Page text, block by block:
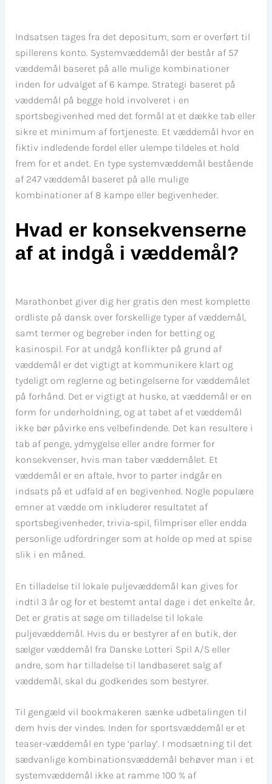
Indsatsen tages fra det depositum, som er overført til
spillerens konto. Systemvæddemål der består af 57
væddemål baseret på alle mulige kombinationer
inden for udvalget af 6 kampe. Strategi baseret på
væddemål på begge hold involveret i en
sportsbegivenhed med det formål at et dække tab eller
sikre et minimum af fortjeneste. Et væddemål hvor en
fiktiv indledende fordel eller ulempe tildeles et hold
frem for et andet. En type systemvæddemål bestående
af 247 væddemål baseret på alle mulige
kombinationer af 8 kampe eller begivenheder.
Hvad er konsekvenserne
af at indgå i væddemål?
Marathonbet giver dig her gratis den mest komplette
ordliste på dansk over forskellige typer af væddemål,
samt termer og begreber inden for betting og
kasinospil. For at undgå konflikter på grund af
væddemål er det vigtigt at kommunikere klart og
tydeligt om reglerne og betingelserne for væddemålet
på forhånd. Det er vigtigt at huske, at væddemål er en
form for underholdning, og at tabet af et væddemål
ikke bør påvirke ens velbefindende. Det kan resultere i
tab af penge, ydmygelse eller andre former for
konsekvenser, hvis man taber væddemålet. Et
væddemål er en aftale, hvor to parter indgår en
indsats på et udfald af en begivenhed. Nogle populære
emner at vædde om inkluderer resultatet af
sportsbegivenheder, trivia-spil, filmpriser eller endda
personlige udfordringer som at holde op med at spise
slik i en måned.
En tilladelse til lokale puljevæddemål kan gives for
indtil 3 år og for et bestemt antal dage i det enkelte år.
Det er gratis at søge om tilladelse til lokale
puljevæddemål. Hvis du er bestyrer af en butik, der
sælger væddemål fra Danske Lotteri Spil A/S eller
andre, som har tilladelse til landbaseret salg af
væddemål, skal du godkendes som bestyrer.
Til gengæld vil bookmakeren sænke udbetalingen til
dem hvis der vindes. Inden for sportsvæddemål er et
teaser-væddemål en type ‘parlay’. I modsætning til det
sædvanlige kombinationsvæddemål behøver man i et
systemvæddemål ikke at ramme 100 % af